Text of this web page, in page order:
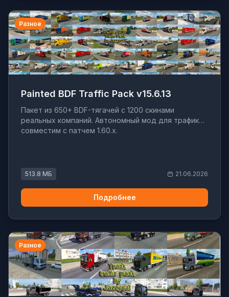
Разное
Painted BDF Traffic Pack v15.6.13
Пакет из 650+ BDF-тягачей с 1200 скинами
реальных компаний. Автономный мод для трафика,
совместим с патчем 1.60.x.
513.8 МБ 21.06.2026
Подробнее
Разное